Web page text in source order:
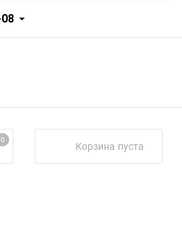
0 Корзина пуста